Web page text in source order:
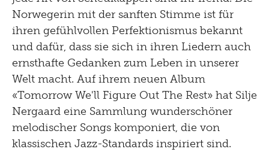
Norwegerin mit der sanften Stimme ist für
ihren gefühlvollen Perfektionismus bekannt
und dafür, dass sie sich in ihren Liedern auch
ernsthafte Gedanken zum Leben in unserer
Welt macht. Auf ihrem neuen Album
«Tomorrow We'll Figure Out The Rest» hat Silje
Nergaard eine Sammlung wunderschöner
melodischer Songs komponiert, die von
klassischen Jazz-Standards inspiriert sind.